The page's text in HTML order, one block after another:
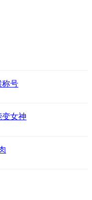
称号
女神